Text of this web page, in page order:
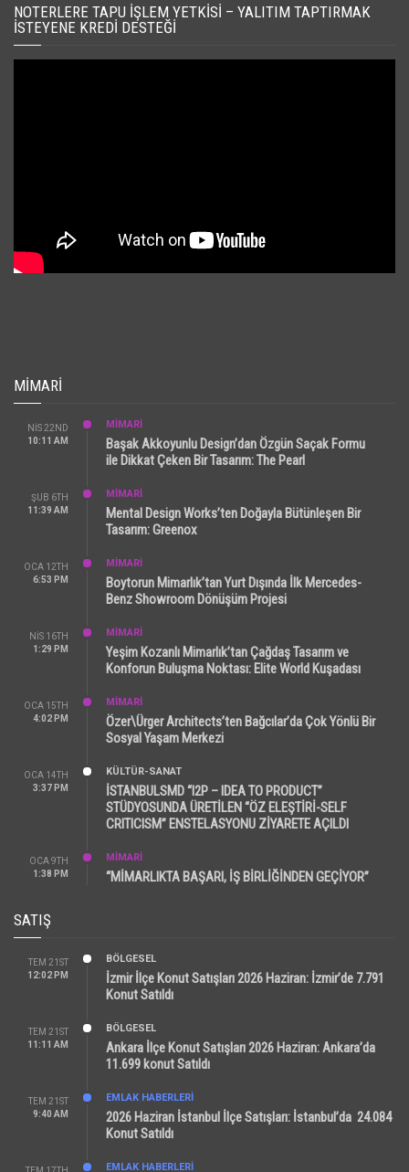
NOTERLERE TAPU İŞLEM YETKISI – YALITIM TAPTIRMAK
İSTEYENE KREDI DESTEĞI
MIMARI
NIS 22ND
10:11 AM
MİMARİ
Başak Akkoyunlu Design’dan Özgün Saçak Formu
ile Dikkat Çeken Bir Tasarım: The Pearl
ŞUB 6TH
11:39 AM
MİMARİ
Mental Design Works’ten Doğayla Bütünleşen Bir
Tasarım: Greenox
OCA 12TH
6:53 PM
MİMARİ
Boytorun Mimarlık’tan Yurt Dışında İlk Mercedes-
Benz Showroom Dönüşüm Projesi
NIS 16TH
1:29 PM
MİMARİ
Yeşim Kozanlı Mimarlık’tan Çağdaş Tasarım ve
Konforun Buluşma Noktası: Elite World Kuşadası
OCA 15TH
4:02 PM
MİMARİ
Özer\Ürger Architects’ten Bağcılar’da Çok Yönlü Bir
Sosyal Yaşam Merkezi
OCA 14TH
3:37 PM
KÜLTÜR-SANAT
İSTANBULSMD “I2P – IDEA TO PRODUCT”
STÜDYOSUNDA ÜRETİLEN “ÖZ ELEŞTİRİ-SELF
CRITICISM” ENSTELASYONU ZİYARETE AÇILDI
OCA 9TH
1:38 PM
MİMARİ
“MİMARLIKTA BAŞARI, İŞ BİRLİĞİNDEN GEÇİYOR”
SATIŞ
TEM 21ST
12:02 PM
BÖLGESEL
İzmir İlçe Konut Satışları 2026 Haziran: İzmir’de 7.791
Konut Satıldı
TEM 21ST
11:11 AM
BÖLGESEL
Ankara İlçe Konut Satışları 2026 Haziran: Ankara’da
11.699 konut Satıldı
TEM 21ST
9:40 AM
EMLAK HABERLERI
2026 Haziran İstanbul İlçe Satışları: İstanbul’da 24.084
Konut Satıldı
EMLAK HABERLERI